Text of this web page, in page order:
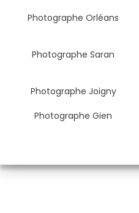
Photographe Orléans
Photographe Saran
Photographe Joigny
Photographe Gien